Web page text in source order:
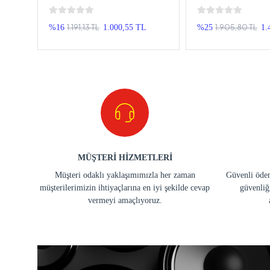
USB3.1 64 GB Flash Bellek -
OTG Usb Bellek
%16 1.191,13 TL 1.000,55 TL
USB3.1 - 128 GB
OTG Usb Bellek
%25 1.905,80 TL
MÜŞTERİ HİZMETLERİ
Müşteri odaklı yaklaşımımızla her zaman
müşterilerimizin ihtiyaçlarına en iyi şekilde cevap
vermeyi amaçlıyoruz.
Güvenli